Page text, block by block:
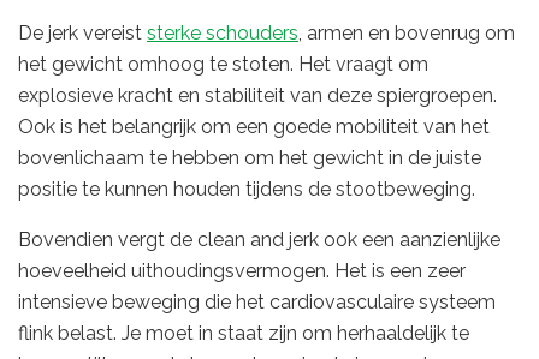
De jerk vereist sterke schouders, armen en bovenrug om
het gewicht omhoog te stoten. Het vraagt om
explosieve kracht en stabiliteit van deze spiergroepen.
Ook is het belangrijk om een goede mobiliteit van het
bovenlichaam te hebben om het gewicht in de juiste
positie te kunnen houden tijdens de stootbeweging.
Bovendien vergt de clean and jerk ook een aanzienlijke
hoeveelheid uithoudingsvermogen. Het is een zeer
intensieve beweging die het cardiovasculaire systeem
flink belast. Je moet in staat zijn om herhaaldelijk te